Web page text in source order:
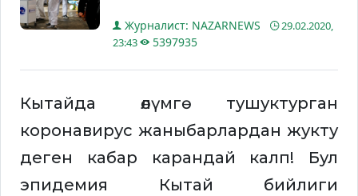
Журналист: NAZARNEWS
29.02.2020,
23:43
5397935
Кытайда өлүмгө тушуктурган
коронавирус жаныбарлардан жукту
деген кабар карандай калп! Бул
эпидемия Кытай бийлиги